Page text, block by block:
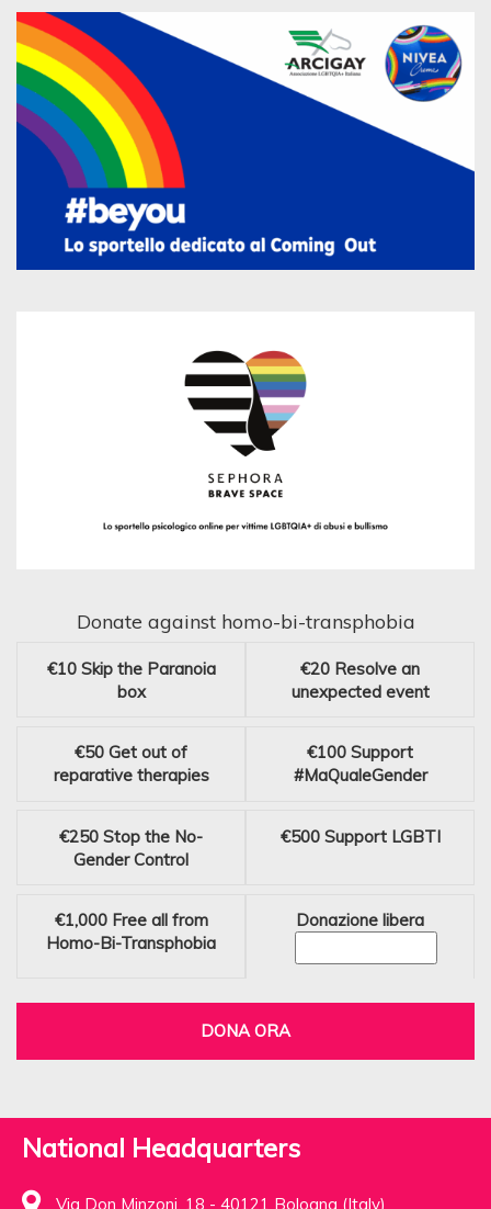
Donate against homo-bi-transphobia
€10 Skip the Paranoia
box
€20 Resolve an
unexpected event
€50 Get out of
reparative therapies
€100 Support
#MaQualeGender
€250 Stop the No-
Gender Control
€500 Support LGBTI
€1,000 Free all from
Homo-Bi-Transphobia
Donazione libera
DONA ORA
National Headquarters
Via Don Minzoni, 18 - 40121 Bologna (Italy)